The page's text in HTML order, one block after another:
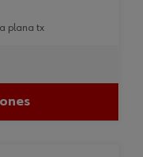
plana tx